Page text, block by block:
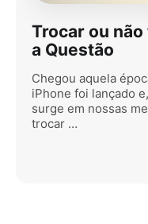
Trocar ou
a Questão
Chegou aquela
iPhone foi lançado
surge em nossas
trocar …